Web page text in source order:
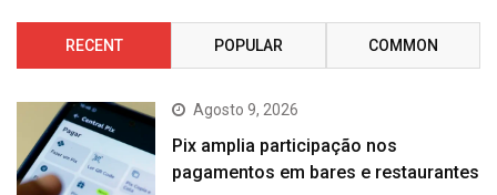
RECENT POPULAR COMMON
Agosto 9, 2026
Pix amplia participação nos
pagamentos em bares e restaurantes